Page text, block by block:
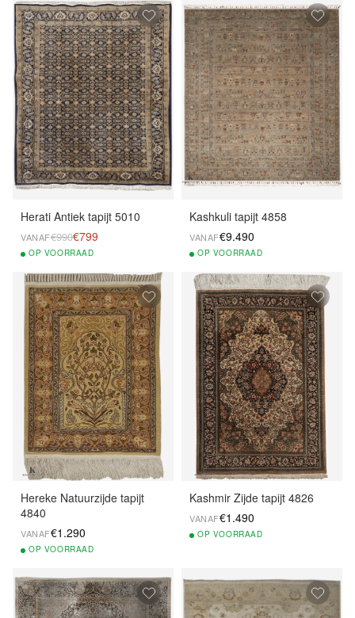
Herati Antiek tapijt 5010
VANAF€990€799
OP VOORRAAD
Kashkuli tapijt 4858
VANAF€9.490
OP VOORRAAD
Hereke Natuurzijde tapijt
4840
VANAF€1.290
OP VOORRAAD
Kashmir Zijde tapijt 4826
VANAF€1.490
OP VOORRAAD